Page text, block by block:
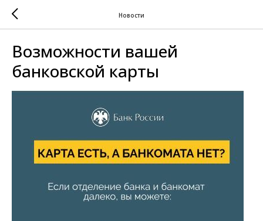
Новости
Возможности вашей
банковской карты